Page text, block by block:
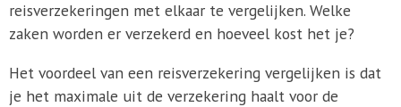
reisverzekeringen met elkaar te vergelijken. Welke
zaken worden er verzekerd en hoeveel kost het je?
Het voordeel van een reisverzekering vergelijken is dat
je het maximale uit de verzekering haalt voor de